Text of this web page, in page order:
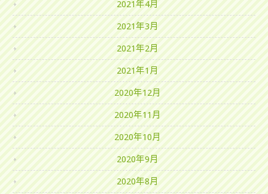
2021年4月
2021年3月
2021年2月
2021年1月
2020年12月
2020年11月
2020年10月
2020年9月
2020年8月